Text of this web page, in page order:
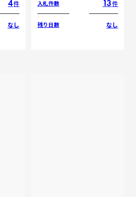
4件
なし
入札件数 13件
残り日数 なし